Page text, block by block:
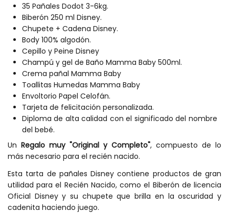
35 Pañales Dodot 3-6kg.
Biberón 250 ml Disney.
Chupete + Cadena Disney.
Body 100% algodón.
Cepillo y Peine Disney
Champú y gel de Baño Mamma Baby 500ml.
Crema pañal Mamma Baby
Toallitas Humedas Mamma Baby
Envoltorio Papel Celofán.
Tarjeta de felicitación personalizada.
Diploma de alta calidad con el significado del nombre
del bebé.
Un Regalo muy "Original y Completo", compuesto de lo
más necesario para el recién nacido.
Esta tarta de pañales Disney contiene productos de gran
utilidad para el Recién Nacido, como el Biberón de licencia
Oficial Disney y su chupete que brilla en la oscuridad y
cadenita haciendo juego.